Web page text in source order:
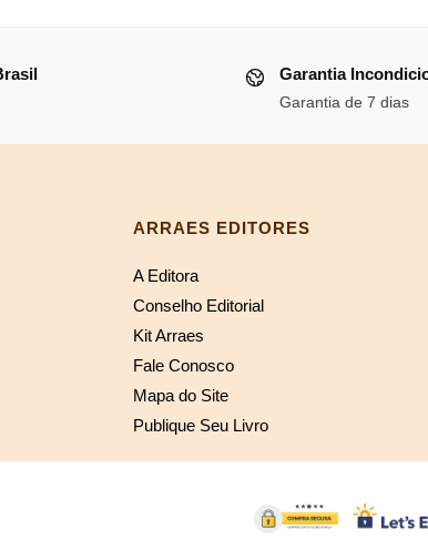
R$116,68.
Garantia
Garantia de 7 dias
ARRAES EDITORES
A Editora
Conselho Editorial
Kit Arraes
Fale Conosco
Mapa do Site
Publique Seu Livro